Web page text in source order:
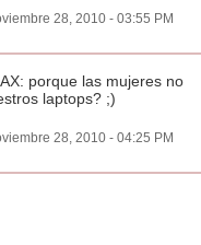
28, 2010 - 03:55 PM
porque las mujeres no
laptops? ;)
28, 2010 - 04:25 PM